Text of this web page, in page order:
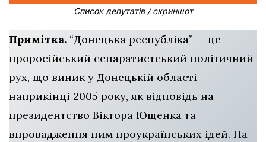
Список депутатів / скриншот
Примітка. “Донецька республіка” — це
проросійський сепаратистський політичний
рух, що виник у Донецькій області
наприкінці 2005 року, як відповідь на
президентство Віктора Ющенка та
впровадження ним проукраїнських ідей. На